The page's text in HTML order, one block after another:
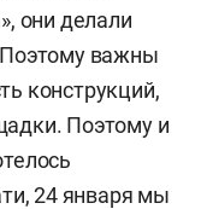
они делали
Поэтому важны
конструкций,
Поэтому и
24 января мы